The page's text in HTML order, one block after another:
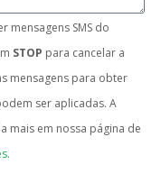
mensagens SMS do
STOP para cancelar a
mensagens para obter
ser aplicadas. A
mais em nossa página de